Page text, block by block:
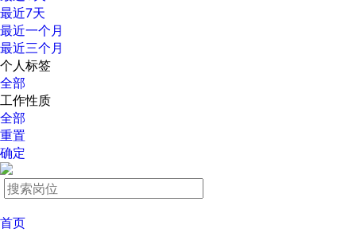
最近7天
最近一个月
最近三个月
个人标签
全部
工作性质
全部
重置
确定
首页